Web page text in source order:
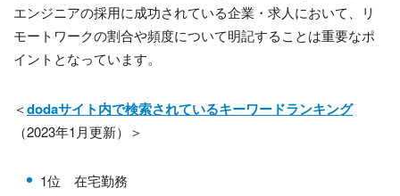
エンジニアの採用に成功されている企業・求人において、リ
モートワークの割合や頻度について明記することは重要なポ
イントとなっています。
＜dodaサイト内で検索されているキーワードランキング
（2023年1 月更新）＞
1位 在宅勤務